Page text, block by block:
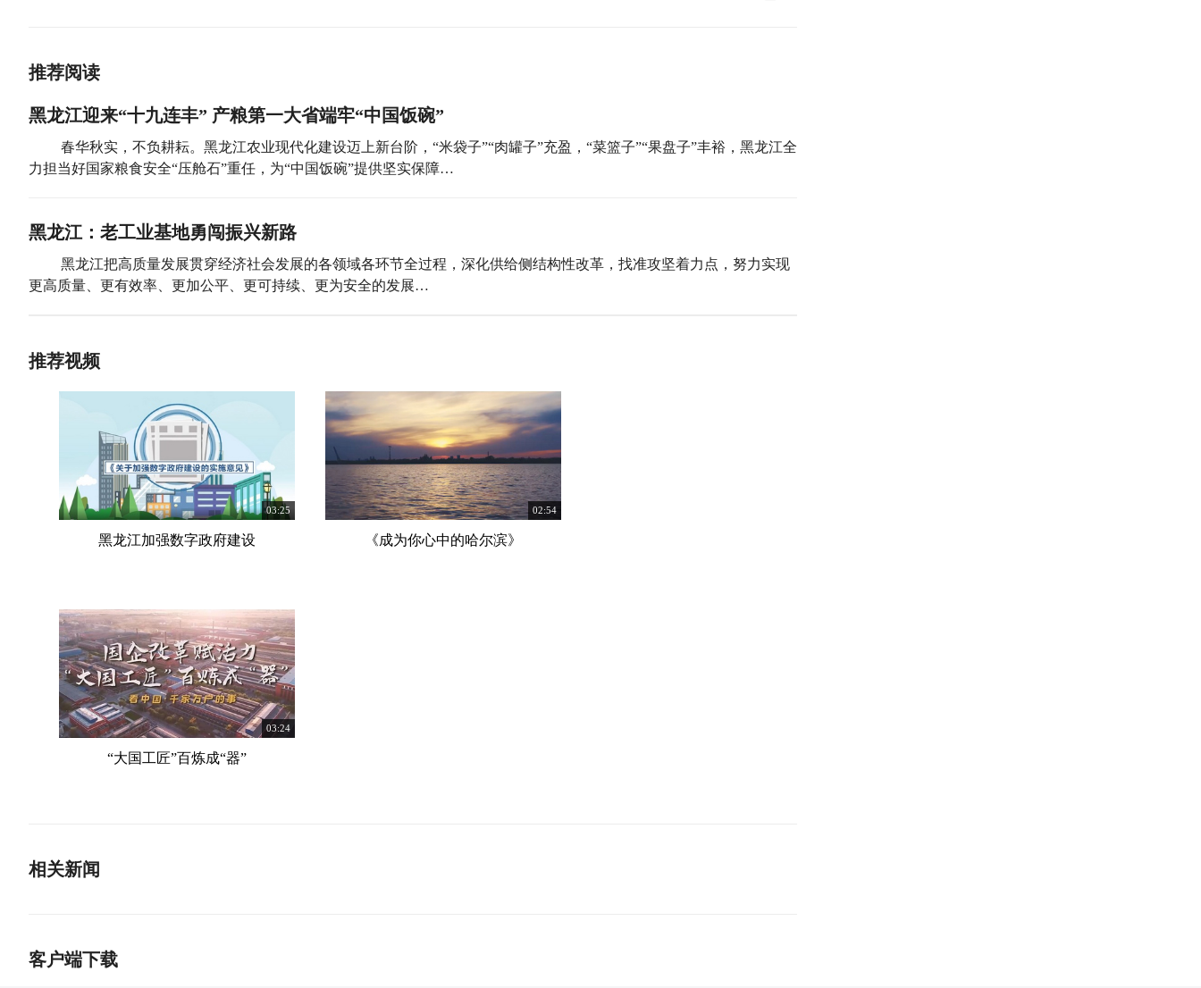
推荐阅读
黑龙江迎来“十九连丰” 产粮第一大省端牢“中国饭碗”
春华秋实，不负耕耘。黑龙江农业现代化建设迈上新台阶，“米袋子”“肉罐子”充盈，“菜篮子”“果盘子”丰裕，黑龙江全
力担当好国家粮食安全“压舱石”重任，为“中国饭碗”提供坚实保障…
黑龙江：老工业基地勇闯振兴新路
黑龙江把高质量发展贯穿经济社会发展的各领域各环节全过程，深化供给侧结构性改革，找准攻坚着力点，努力实现
更高质量、更有效率、更加公平、更可持续、更为安全的发展…
推荐视频
黑龙江加强数字政府建设
03:25
《成为你心中的哈尔滨》
02:54
“大国工匠”百炼成“器”
03:24
相关新闻
客户端下载